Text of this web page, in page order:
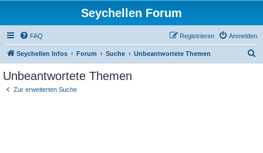
Seychellen Forum
FAQ Anmelden
Registrieren
Seychellen Infos Forum Suche Unbeantwortete Themen
Unbeantwortete Themen
Zur erweiterten Suche